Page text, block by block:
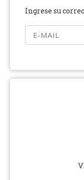
Ingrese su